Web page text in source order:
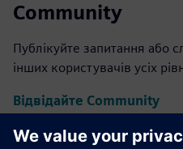
Community
Публікуйте запитання або
інших користувачів усіх
Відвідайте Community